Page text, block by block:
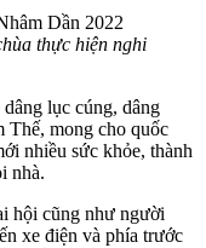
thực hiện nghi
lục cúng, dâng
Thế, mong cho quốc
nhiều sức khỏe, thành
nhà.
hội cũng như người
xe điện và phía trước